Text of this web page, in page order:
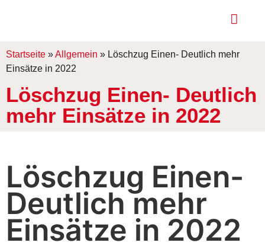
Startseite »Allgemein » Löschzug Einen- Deutlich mehr
Einsätze in 2022
Löschzug Einen- Deutlich
mehr Einsätze in 2022
Löschzug Einen-
Deutlich mehr
Einsätze in 2022